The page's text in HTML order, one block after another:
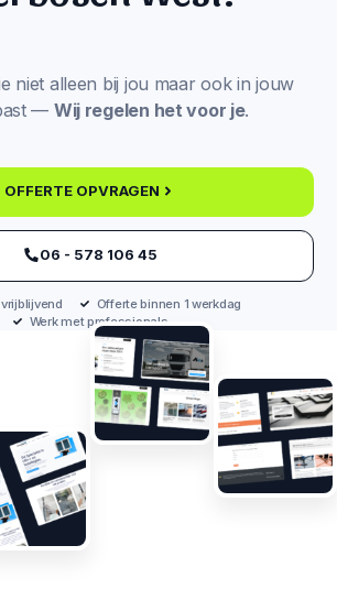
niet alleen bij jou maar ook in jouw
— Wij regelen het voor je.
OFFERTE OPVRAGEN
‪06 - 578 106 45‬
Offerte binnen 1 werkdag
Werk met professionals